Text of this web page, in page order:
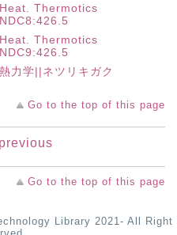
Heat. Thermotics
NDC8:426.5
Heat. Thermotics
NDC9:426.5
熱力学||ネツリキガク
Go to the top of this page
Go to the top of this page
Library 2021- All Right